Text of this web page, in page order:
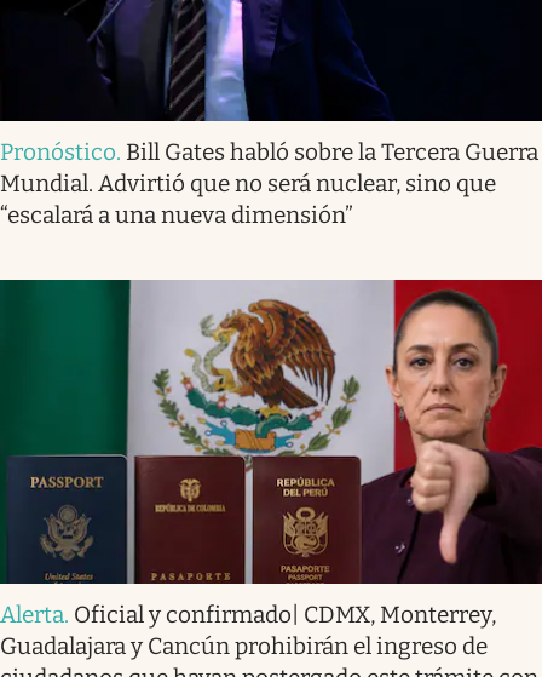
Pronóstico. Bill Gates habló sobre la Tercera Guerra
Mundial. Advirtió que no será nuclear, sino que
“escalará a una nueva dimensión”
Alerta. Oficial y confirmado| CDMX, Monterrey,
Guadalajara y Cancún prohibirán el ingreso de